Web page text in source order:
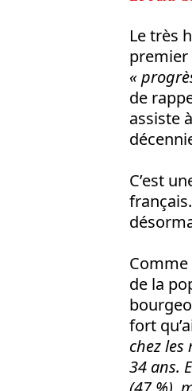
Le très
premier
«
de
assiste
C’est
Comme
de la
fort
chez
34 ans.